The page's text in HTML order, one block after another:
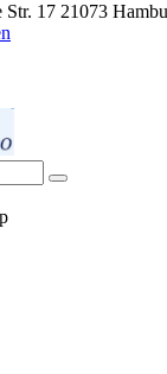
17 21073